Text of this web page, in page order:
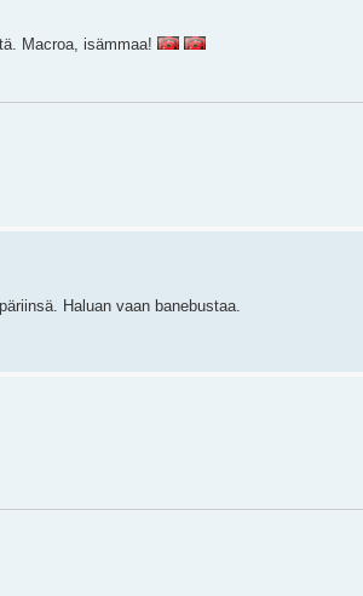
Macroa, isämmaa!
Haluan vaan banebustaa.